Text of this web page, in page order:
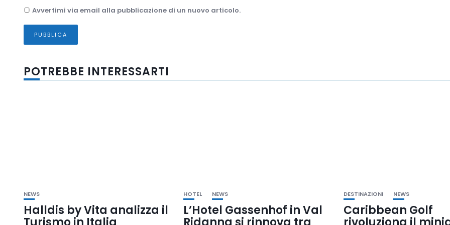
Avvertimi via email alla pubblicazione di un nuovo articolo.
POTREBBE INTERESSARTI
NEWS
Halldis by Vita analizza il
HOTEL NEWS
L’Hotel Gassenhof in Val
DESTINAZIONI NEWS
Caribbean Golf